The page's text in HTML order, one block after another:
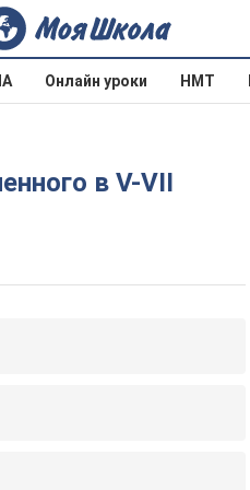
Онлайн уроки НМТ